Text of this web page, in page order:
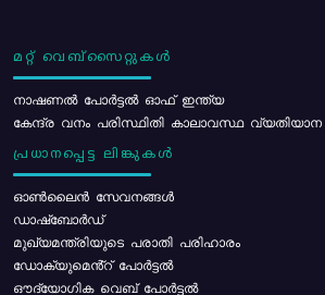
മറ്റ് വെബ്സൈറ്റുകൾ
നാഷണൽ പോർട്ടൽ ഓഫ് ഇന്ത്യ
കേന്ദ്ര വനം പരിസ്ഥിതി കാലാവസ്ഥ
പ്രധാനപ്പെട്ട ലിങ്കുകൾ
ഓൺലൈൻ സേവനങ്ങൾ
ഡാഷ്ബോർഡ്
മുഖ്യമന്ത്രിയുടെ പരാതി പരിഹാരം
ഡോക്യുമെൻ്റ് പോർട്ടൽ
ഔദ്യോഗിക വെബ് പോർട്ടൽ